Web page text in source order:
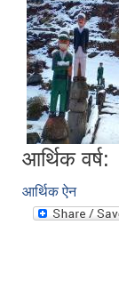
आर्थिक वर्ष:
आर्थिक ऐन